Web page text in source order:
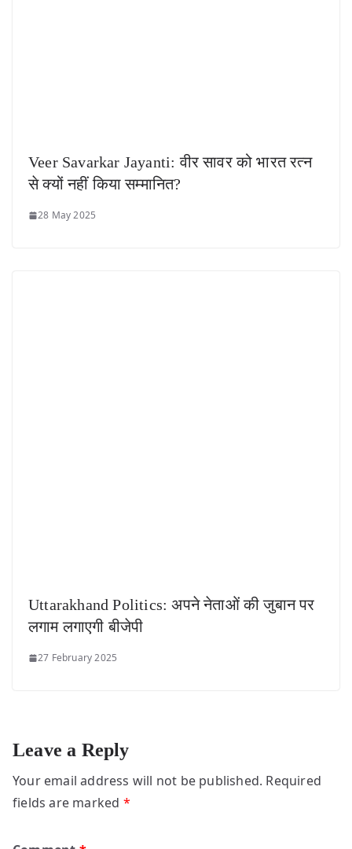
Veer Savarkar Jayanti: वीर सावर को भारत रत्न
से क्यों नहीं किया सम्मानित?
28 May 2025
Uttarakhand Politics: अपने नेताओं की जुबान पर
लगाम लगाएगी बीजेपी
27 February 2025
Leave a Reply
Your email address will not be published. Required
fields are marked *